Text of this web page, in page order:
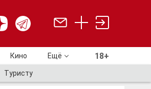
Кино Ещё 18+
Туристу